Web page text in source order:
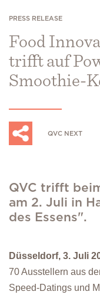
PRESS RELEASE
Food
trifft auf
Smoothie-
QVC NEXT
QVC trifft
am 2. Juli in
des Essens".
Düsseldorf, 3. Juli
70 Ausstellern aus
Speed-Datings und